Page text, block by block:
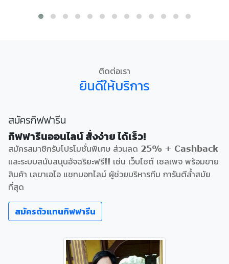
ติดต่อเรา
ยินดีให้บริการ
สมัครกิฟฟารีน
กิฟฟารีนออนไลน์ สั่งง่าย ได้เร็ว!
สมัครสมาชิกรับโปรโมชั่นพิเศษ ส่วนลด 25% + Cashback
และระบบสนับสนุนอัจฉริยะฟรี!! เช่น เว็บไซต์ เซลเพจ พร้อมขาย
สินค้า เลขาเอไอ แชทบอทไลน์ ผู้ช่วยบริหารทีม การันตีล้ำสมัย
ที่สุด
สมัครตัวแทนกิฟฟารีน